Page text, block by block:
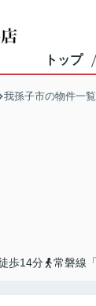
トップ
我孫子市の物件一覧
歩14分 常磐線